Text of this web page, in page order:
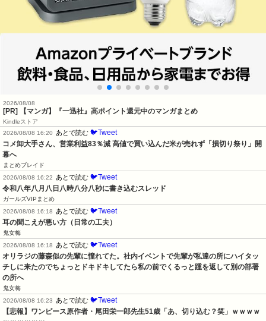
2026/08/08
[PR] 【マンガ】『一迅社』高ポイント還元中のマンガまとめ
Kindleストア
2026/08/08 16:20
あとで読む 🐦Tweet
コメ卸大手さん、営業利益83％減 高値で買い込んだ米が売れず「損切り祭り」開
幕へ
まとめブレイド
2026/08/08 16:22
あとで読む 🐦Tweet
令和八年八月八日八時八分八秒に書き込むスレッド
ガールズVIPまとめ
2026/08/08 16:18
あとで読む 🐦Tweet
耳の聞こえが悪い方（日常の工夫）
鬼女梅
2026/08/08 16:18
あとで読む 🐦Tweet
オリラジの藤森似の先輩に憧れてた。社内イベントで先輩が私達の所にハイタッ
チしに来たのでちょっとドキドキしてたら私の前でくるっと踵を返して別の部署
の所へ
鬼女梅
2026/08/08 16:23
あとで読む 🐦Tweet
【悲報】ワンピース原作者・尾田栄一郎先生51歳「あ、切り込む？笑」ｗｗｗｗ